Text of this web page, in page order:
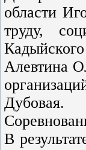
области
труду,
Алевтина
Дубовая.
В